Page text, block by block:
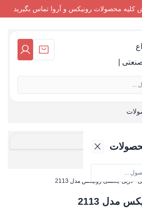
محصولات رونیکس و آروا تماس بگیرید
...
-دریل چکشی رونیکس مدل 2113
مدل 2113